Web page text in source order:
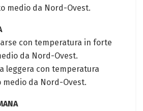
⁤medio da Nord-Ovest.
con temperatura in forte
da Nord-Ovest.
leggera con temperatura
⁣da Nord-Ovest.